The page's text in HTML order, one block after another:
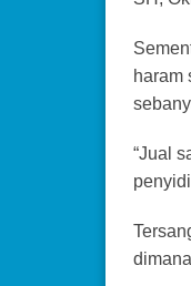
haram
“Jual